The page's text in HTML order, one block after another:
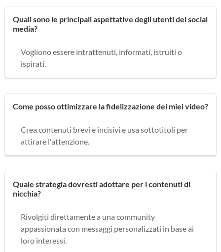
Quali sono le principali aspettative degli utenti dei social
media?
Vogliono essere intrattenuti, informati, istruiti o
ispirati.
Come posso ottimizzare la fidelizzazione dei miei video?
Crea contenuti brevi e incisivi e usa sottotitoli per
attirare l'attenzione.
Quale strategia dovresti adottare per i contenuti di
nicchia?
Rivolgiti direttamente a una community
appassionata con messaggi personalizzati in base ai
loro interessi.